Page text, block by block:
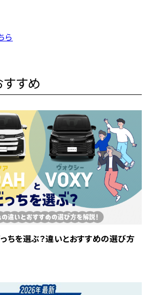
ら
すすめ
ちを選ぶ？違いとおすすめの選び方